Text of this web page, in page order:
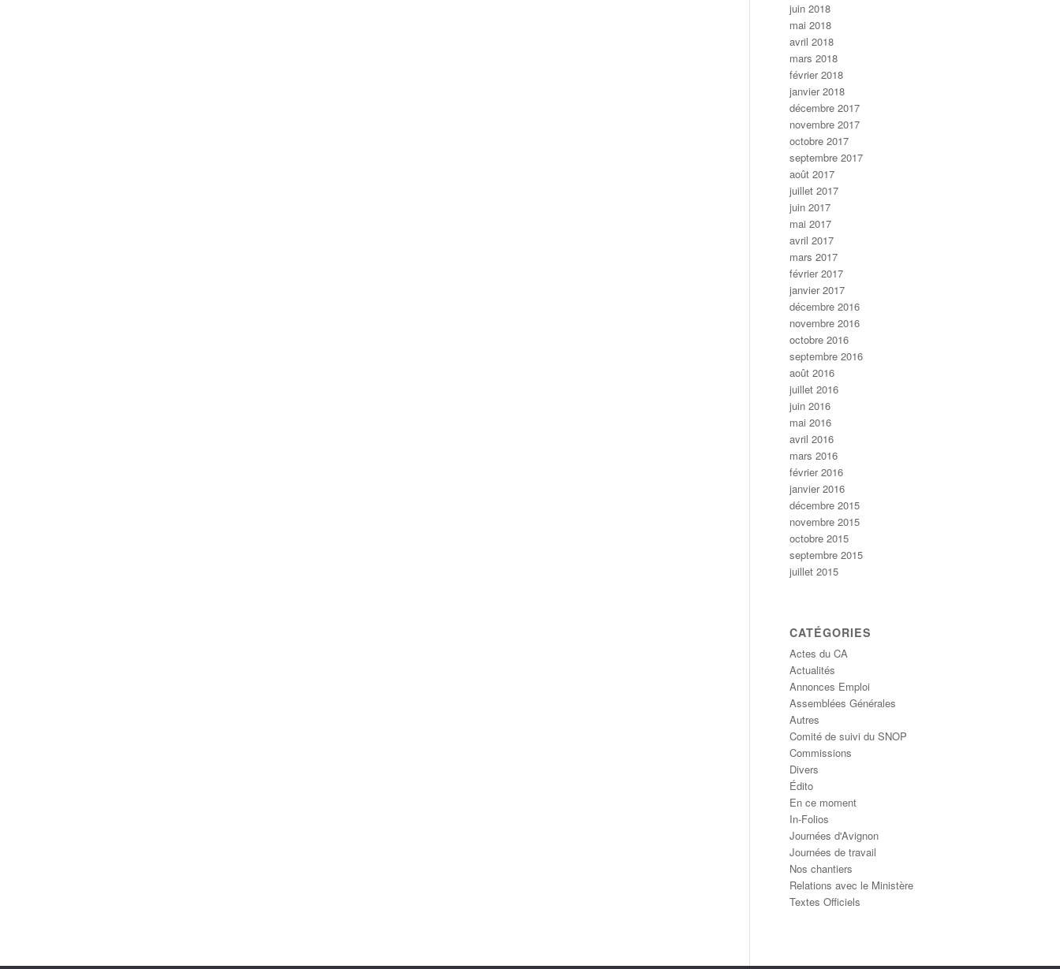
juin 2018
mai 2018
avril 2018
mars 2018
février 2018
janvier 2018
décembre 2017
novembre 2017
octobre 2017
septembre 2017
août 2017
juillet 2017
juin 2017
mai 2017
avril 2017
mars 2017
février 2017
janvier 2017
décembre 2016
novembre 2016
octobre 2016
septembre 2016
août 2016
juillet 2016
juin 2016
mai 2016
avril 2016
mars 2016
février 2016
janvier 2016
décembre 2015
novembre 2015
octobre 2015
septembre 2015
juillet 2015
CATÉGORIES
Actes du CA
Actualités
Annonces Emploi
Assemblées Générales
Autres
Comité de suivi du SNOP
Commissions
Divers
Édito
En ce moment
In-Folios
Journées d'Avignon
Journées de travail
Nos chantiers
Relations avec le Ministère
Textes Officiels